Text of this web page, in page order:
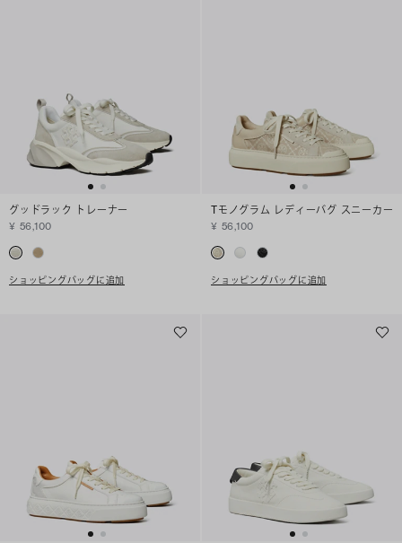
グッドラック トレーナー
¥ 56,100
ショッピングバッグに追加
Tモノグラム レディーバグ スニーカー
¥ 56,100
ショッピングバッグに追加